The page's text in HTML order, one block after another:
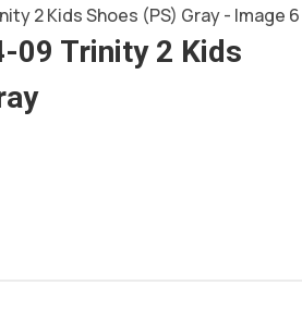
09 Trinity 2 Kids